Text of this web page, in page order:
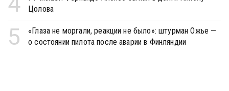
Цолова
5
«Глаза не моргали, реакции не было»: штурман Ожье —
о состоянии пилота после аварии в Финляндии